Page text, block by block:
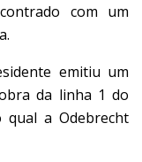
com um
emitiu um
da linha 1 do
a Odebrecht